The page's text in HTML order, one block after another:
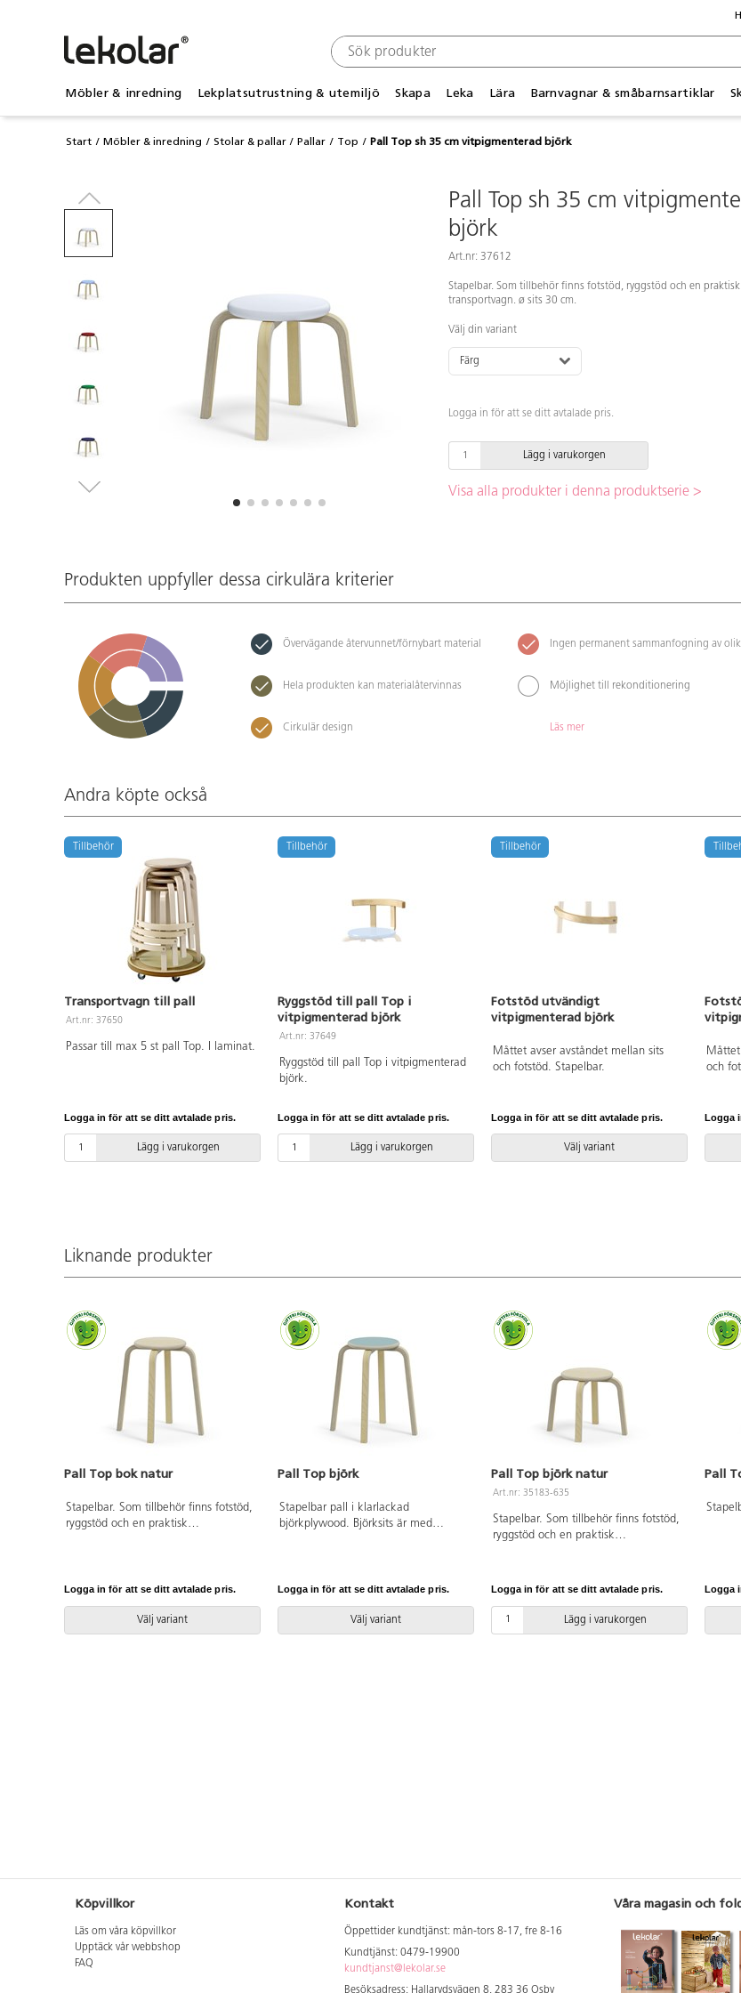
Möbler & inredning Lekplatsutrustning & utemiljö Skapa Leka Lära Barnvagnar & småbarnsartiklar
Start Möbler & inredning Stolar & pallar Pallar Top Pall Top sh 35 cm vitpigmenterad björk
Pall Top sh 35 cm
björk
Art.nr: 37612
Stapelbar. Som tillbehör finns fotstöd, ryggstöd och en praktisk
transportvagn. ø sits 30 cm.
Välj din variant
Färg
Logga in för att se ditt avtalade pris.
Lägg i varukorgen
Visa alla produkter i denna produktserie >
Produkten uppfyller dessa cirkulära kriterier
Övervägande återvunnet/förnybart material
Hela produkten kan materialåtervinnas
Cirkulär design
Ingen permanent sammanfogning av
Möjlighet till rekonditionering
Läs mer
Andra köpte också
Tillbehör
Transportvagn till pall
Art.nr: 37650
Passar till max 5 st pall Top. I laminat.
Logga in för att se ditt avtalade pris.
Lägg i varukorgen
Tillbehör
Ryggstöd till pall Top i
vitpigmenterad björk
Art.nr: 37649
Ryggstöd till pall Top i vitpigmenterad
björk.
Logga in för att se ditt avtalade pris.
Lägg i varukorgen
Tillbehör
Fotstöd utvändigt
vitpigmenterad björk
Måttet avser avståndet mellan sits
och fotstöd. Stapelbar.
Logga in för att se ditt avtalade pris.
Välj variant
och
Logga
Liknande produkter
Pall Top bok natur
Stapelbar. Som tillbehör finns fotstöd,
ryggstöd och en praktisk
Logga in för att se ditt avtalade pris.
Välj variant
Pall Top björk
Stapelbar pall i klarlackad
björkplywood. Björksits är med
montering av ryggstöd är pallen ej
Logga in för att se ditt avtalade pris.
Välj variant
Pall Top björk natur
Art.nr: 35183-635
Stapelbar. Som tillbehör finns fotstöd,
ryggstöd och en praktisk
Logga in för att se ditt avtalade pris.
Lägg i varukorgen
Pall
Logga
Köpvillkor
Läs om våra köpvillkor
Upptäck vår webbshop
FAQ
Kontakt
Öppettider kundtjänst: mån-tors 8-17, fre 8-16
Kundtjänst: 0479-19900
kundtjanst@lekolar.se
Besöksadress: Hallarydsvägen 8, 283 36 Osby
Våra magasin och